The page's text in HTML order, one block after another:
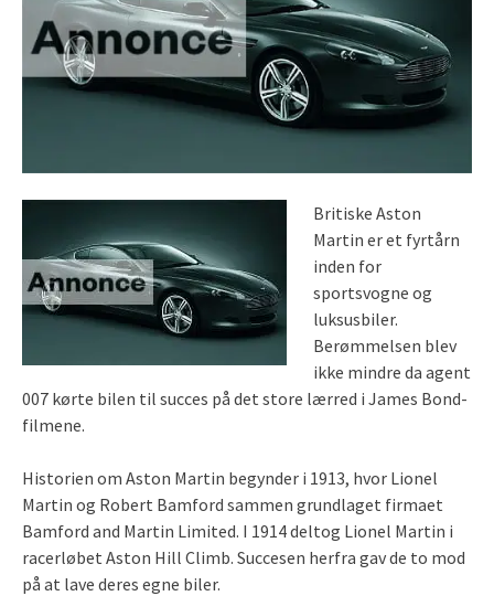
Britiske Aston
Martin er et fyrtårn
inden for
sportsvogne og
luksusbiler.
Berømmelsen blev
ikke mindre da agent
007 kørte bilen til succes på det store lærred i James Bond-
filmene.
Historien om Aston Martin begynder i 1913, hvor Lionel
Martin og Robert Bamford sammen grundlaget firmaet
Bamford and Martin Limited. I 1914 deltog Lionel Martin i
racerløbet Aston Hill Climb. Succesen herfra gav de to mod
på at lave deres egne biler.